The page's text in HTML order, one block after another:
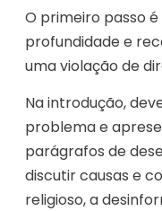
O primeiro passo
profundidade e
uma violação de
Na introdução,
problema e
parágrafos de
discutir causas e
religioso, a